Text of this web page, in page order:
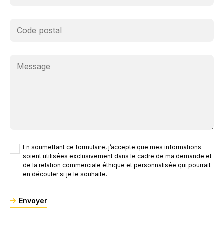
En soumettant ce formulaire, j’accepte que mes informations
soient utilisées exclusivement dans le cadre de ma demande et
de la relation commerciale éthique et personnalisée qui pourrait
en découler si je le souhaite.
Envoyer